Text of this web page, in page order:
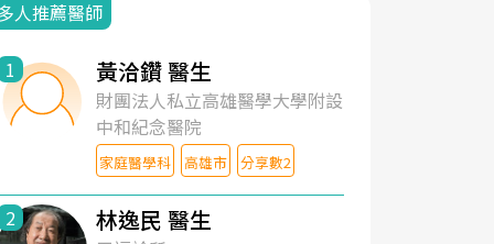
人推薦醫師
1 黃洽鑽 醫生
財團法人私立高雄醫學大學附設
中和紀念醫院
家庭醫學科 高雄市 分享數2
2 林逸民 醫生